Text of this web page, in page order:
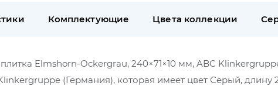
Комплектующие Цвета коллекции
Elmshorn-Ockergrau, 240×71×10 мм, ABC
(Германия), которая имеет цвет Серый,